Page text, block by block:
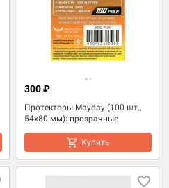
Протекторы Mayday (100 шт.,
54x80 мм): прозрачные
300 ₽
Купить